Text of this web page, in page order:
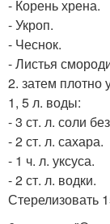
- Корень хрена.
- Укроп.
- Чеснок.
- Листья
2. затем плотно
1, 5 л. воды:
- 3 ст. л. соли
- 2 ст. л. сахара.
- 1 ч. л. уксуса.
- 2 ст. л. водки.
Стерелизовать